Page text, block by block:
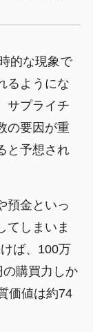
的な現象で
るようにな
サプライチ
の要因が重
と予想され
預金といっ
てしまいま
ば、100万
購買力しか
価値は約74